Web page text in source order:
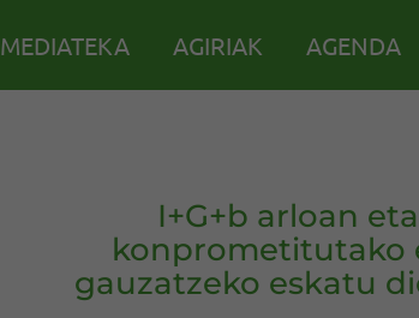
MEDIATEKA AGIRIAK AGENDA
I+G+b arloan
konprometitutako
gauzatzeko eskatu